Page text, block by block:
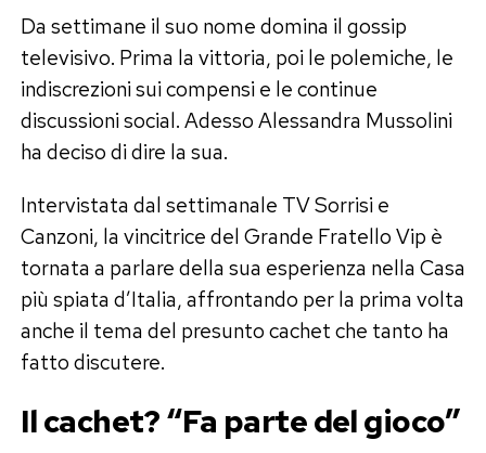
Da settimane il suo nome domina il gossip
televisivo. Prima la vittoria, poi le polemiche, le
indiscrezioni sui compensi e le continue
discussioni social. Adesso Alessandra Mussolini
ha deciso di dire la sua.
Intervistata dal settimanale TV Sorrisi e
Canzoni, la vincitrice del Grande Fratello Vip è
tornata a parlare della sua esperienza nella Casa
più spiata d’Italia, affrontando per la prima volta
anche il tema del presunto cachet che tanto ha
fatto discutere.
Il cachet? “Fa parte del gioco”